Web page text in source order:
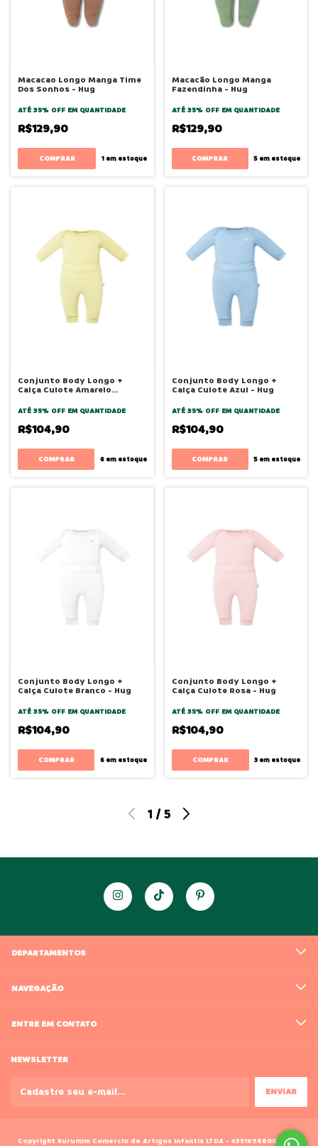
Macacao Longo Manga Time
Dos Sonhos - Hug
ATÉ 35% OFF EM QUANTIDADE
R$129,90
COMPRAR 1em estoque
Macacão Longo Manga
Fazendinha - Hug
ATÉ 35% OFF EM QUANTIDADE
R$129,90
COMPRAR 5 em estoque
Conjunto Body Longo +
Calça Culote Amarelo
ATÉ 35% OFF EM QUANTIDADE
R$104,90
COMPRAR 6em estoque
Conjunto Body Longo +
Calça Culote Azul - Hug
ATÉ 35% OFF EM QUANTIDADE
R$104,90
COMPRAR 5 em estoque
Conjunto Body Longo +
Calça Culote Branco - Hug
ATÉ 35% OFF EM QUANTIDADE
R$104,90
COMPRAR 6em estoque
Conjunto Body Longo +
Calça Culote Rosa - Hug
ATÉ 35% OFF EM QUANTIDADE
R$104,90
COMPRAR 3 em estoque
1 / 5
DEPARTAMENTOS
NAVEGAÇÃO
ENTRE EM CONTATO
NEWSLETTER
Copyright Kurumim Comercio de Artigos Infantis LTDA - 43516968000188 -